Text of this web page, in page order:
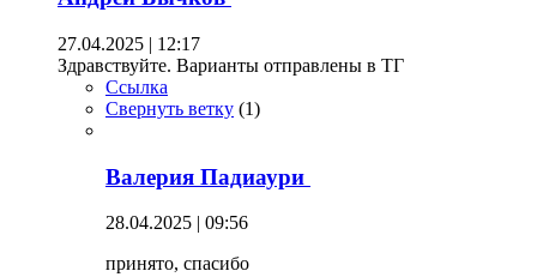
27.04.2025 | 12:17
Здравствуйте. Варианты отправлены в ТГ
Ссылка
Свернуть ветку (1)
Валерия Падиаури
28.04.2025 | 09:56
принято, спасибо